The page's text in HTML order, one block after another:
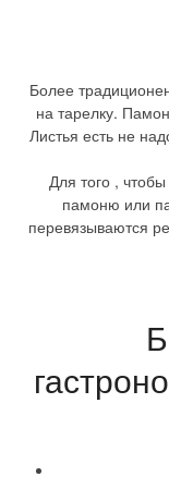
Более
на тарелку.
Листья есть не
Для того ,
памоню или
перевязываются